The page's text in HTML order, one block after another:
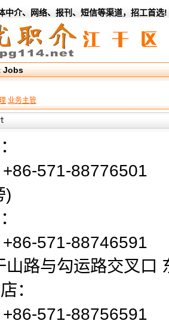
中介、网络、报刊、短信等渠道，招工首选
Jobs
业务主管
+86-571-88776501
)
+86-571-88746591
山路与勾运路交叉口
：
+86-571-88756591